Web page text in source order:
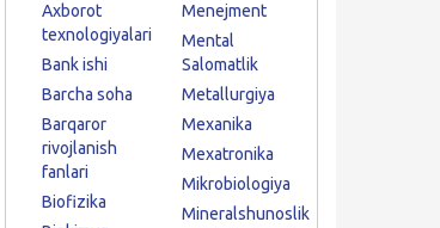
Axborot
texnologiyalari
Bank ishi
Barcha soha
Barqaror
rivojlanish
fanlari
Biofizika
Menejment
Mental
Salomatlik
Metallurgiya
Mexanika
Mexatronika
Mikrobiologiya
Mineralshunoslik